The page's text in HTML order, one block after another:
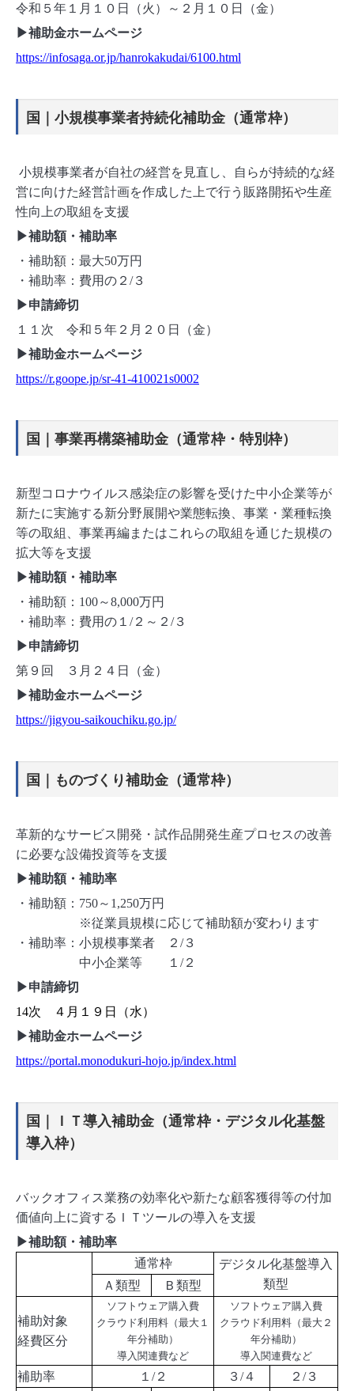
令和５年１月１０日（火）～２月１０日（金）
▶補助金ホームページ
https://infosaga.or.jp/hanrokakudai/6100.html
国｜小規模事業者持続化補助金（通常枠）
小規模事業者が自社の経営を見直し、自らが持続的な経
営に向けた経営計画を作成した上で行う販路開拓や生産
性向上の取組を支援
▶補助額・補助率
・補助額：最大50万円
・補助率：費用の２/３
▶申請締切
１１次 令和５年２月２０日（金）
▶補助金ホームページ
https://r.goope.jp/sr-41-410021s0002
国｜事業再構築補助金（通常枠・特別枠）
新型コロナウイルス感染症の影響を受けた中小企業等が
新たに実施する新分野展開や業態転換、事業・業種転換
等の取組、事業再編またはこれらの取組を通じた規模の
拡大等を支援
▶補助額・補助率
・補助額：100～8,000万円
・補助率：費用の１/２～２/３
▶申請締切
第９回 ３月２４日（金）
▶補助金ホームページ
https://jigyou-saikouchiku.go.jp/
国｜ものづくり補助金（通常枠）
革新的なサービス開発・試作品開発生産プロセスの改善
に必要な設備投資等を支援
▶補助額・補助率
・補助額：750～1,250万円
※従業員規模に応じて補助額が変わります
・補助率：小規模事業者 ２/３
中小企業等 １/２
▶申請締切
14次 ４月１９日（水）
▶補助金ホームページ
https://portal.monodukuri-hojo.jp/index.html
国｜ＩＴ導入補助金（通常枠・デジタル化基盤
導入枠）
バックオフィス業務の効率化や新たな顧客獲得等の付加
価値向上に資するＩＴツールの導入を支援
▶補助額・補助率
通常枠
デジタル化基盤導入
類型
Ａ類型 Ｂ類型
補助対象
経費区分
ソフトウェア購入費
クラウド利用料（最大１
年分補助）
導入関連費など
ソフトウェア購入費
クラウド利用料（最大２
年分補助）
導入関連費など
補助率 １/２ ３/４ ２/３